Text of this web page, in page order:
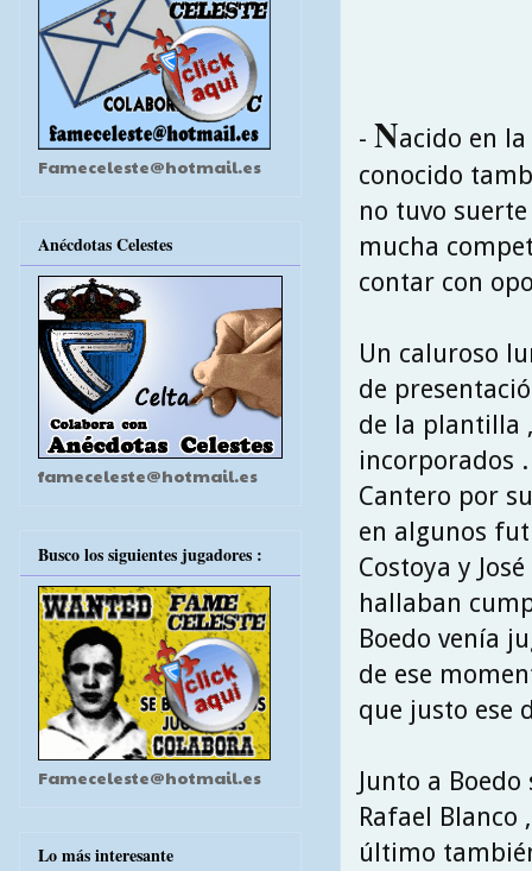
- Nacido en la
conocido
no tuvo
mucha
contar con
Un caluroso
de
de la plantilla
incorporados
Cantero por
en algunos
Costoya y
hallaban
Boedo venía
de ese
que justo ese
Junto a
Rafael Blanco
último
Fameceleste@hotmail.es
Anécdotas Celestes
fameceleste@hotmail.es
Busco los siguientes jugadores :
Fameceleste@hotmail.es
Lo más interesante